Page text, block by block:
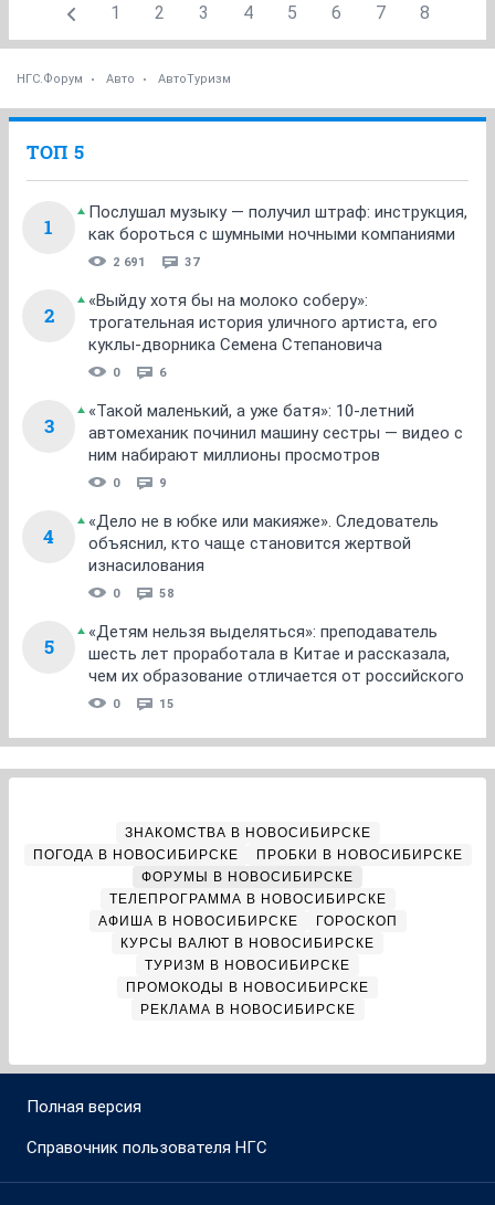
1 2 3 4 5 6 7 8
НГС.Форум Авто АвтоТуризм
ТОП 5
1
Послушал музыку — получил штраф: инструкция,
как бороться с шумными ночными компаниями
2 691 37
2
«Выйду хотя бы на молоко соберу»:
трогательная история уличного артиста, его
куклы-дворника Семена Степановича
0 6
3
«Такой маленький, а уже батя»: 10-летний
автомеханик починил машину сестры — видео с
ним набирают миллионы просмотров
0 9
4
«Дело не в юбке или макияже». Следователь
объяснил, кто чаще становится жертвой
изнасилования
0 58
5
«Детям нельзя выделяться»: преподаватель
шесть лет проработала в Китае и рассказала,
чем их образование отличается от российского
0 15
ЗНАКОМСТВА В НОВОСИБИРСКЕ
ПОГОДА В НОВОСИБИРСКЕ
ПРОБКИ В НОВОСИБИРСКЕ
ФОРУМЫ В НОВОСИБИРСКЕ
ТЕЛЕПРОГРАММА В НОВОСИБИРСКЕ
АФИША В НОВОСИБИРСКЕ
ГОРОСКОП
КУРСЫ ВАЛЮТ В НОВОСИБИРСКЕ
ТУРИЗМ В НОВОСИБИРСКЕ
ПРОМОКОДЫ В НОВОСИБИРСКЕ
РЕКЛАМА В НОВОСИБИРСКЕ
Полная версия
Справочник пользователя НГС